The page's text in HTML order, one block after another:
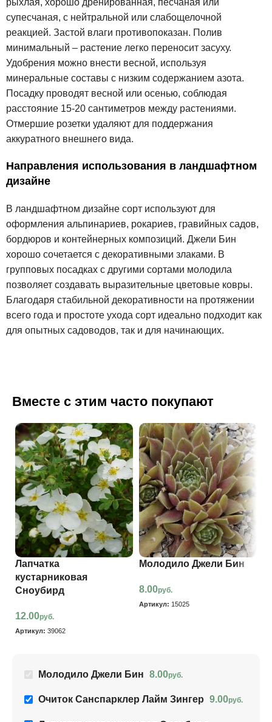
супесчаная, с нейтральной или слабощелочной
реакцией. Застой влаги противопоказан. Полив
минимальный – растение легко переносит засуху.
Удобрения можно внести весной, используя
минеральные составы с низким содержанием азота.
Посадку проводят весной или осенью, соблюдая
расстояние 15-20 сантиметров между растениями.
Отмершие розетки удаляют для поддержания
аккуратного внешнего вида.
Направления использования в ландшафтном
дизайне
В ландшафтном дизайне сорт используют для
оформления альпинариев, рокариев, гравийных садов,
бордюров и контейнерных композиций. Джели Бин
хорошо сочетается с декоративными злаками. В
групповых посадках с другими сортами молодила
позволяет создавать выразительные цветовые ковры.
Благодаря стабильной декоративности на протяжении
всего года и простоте ухода сорт идеально подходит как
для опытных садоводов, так и для начинающих.
Вместе с этим часто покупают
Лапчатка
кустарниковая
Сноубирд
12.00руб.
Артикул: 39062
Молодило Джели Бин
8.00руб.
Артикул: 15025
Молодило Джели Бин 8.00руб.
Очиток Санспарклер Лайм Зингер 9.00руб.